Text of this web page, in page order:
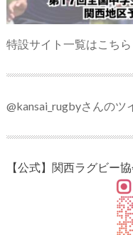
特設サイト一覧はこちら
@kansai_rugbyさんのツ
【公式】関西ラグビー